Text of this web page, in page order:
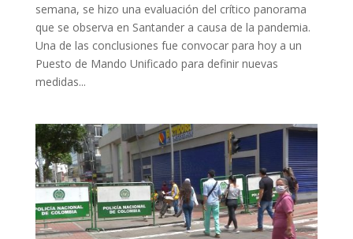
semana, se hizo una evaluación del crítico panorama
que se observa en Santander a causa de la pandemia.
Una de las conclusiones fue convocar para hoy a un
Puesto de Mando Unificado para definir nuevas
medidas...